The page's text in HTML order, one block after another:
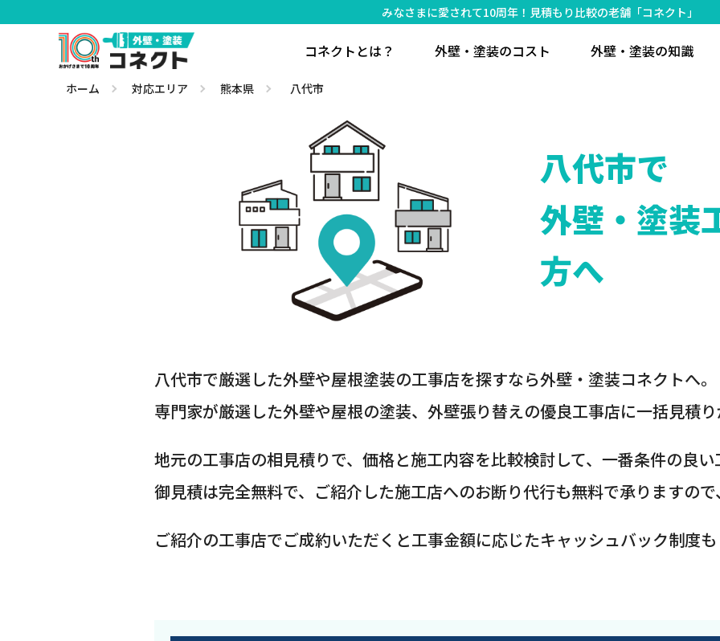
みなさまに愛されて10周年！見積もり比較の老舗「コネクト」
コネクトとは？ 外壁・塗装のコスト 外壁・塗装の知識
ホーム 対応エリア 熊本県 八代市
八代市で
外壁・塗装
方へ
八代市で厳選した外壁や屋根塗装の工事店を探すなら外壁・塗装コネクトへ。
専門家が厳選した外壁や屋根の塗装、外壁張り替えの優良工事店に一括見積
地元の工事店の相見積りで、価格と施工内容を比較検討して、一番条件の良
御見積は完全無料で、ご紹介した施工店へのお断り代行も無料で承りますの
ご紹介の工事店でご成約いただくと工事金額に応じたキャッシュバック制度